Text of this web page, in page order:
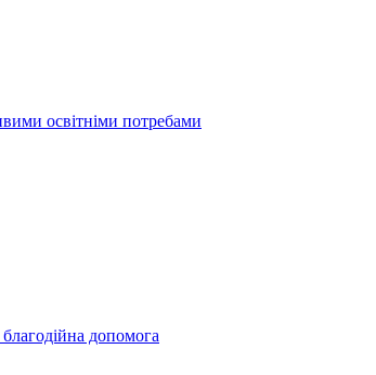
освітніми потребами
допомога